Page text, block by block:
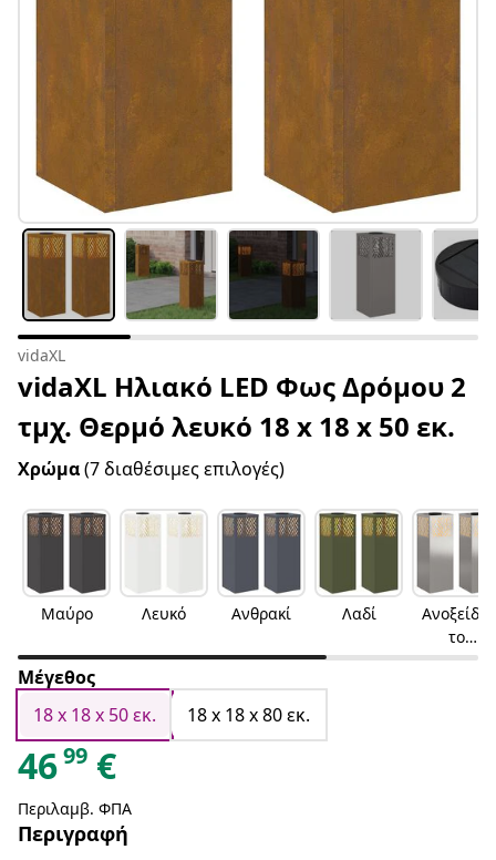
vidaXL
vidaXL Ηλιακό LED Φως Δρόμου 2
τμχ. Θερμό λευκό 18 x 18 x 50 εκ.
Χρώμα(7 διαθέσιμες επιλογές)
Μαύρο Λευκό Ανθρακί Λαδί
Ανοξείδω
το
ατσάλι
Μέγεθος
18 x 18 x 50 εκ.
18 x 18 x 80 εκ.
4699 €
Περιλαμβ. ΦΠΑ
Περιγραφή